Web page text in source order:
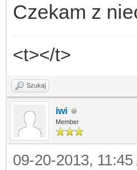
Czekam z
<t></t>
Szukaj
iwi
Member
09-20-2013, 11:45